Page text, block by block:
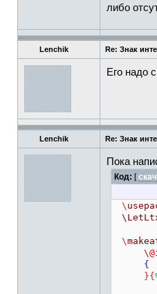
либо
Lenchik Re: Знак
Его надо
Lenchik Re: Знак
Пока
Код: [
\
\
{
}{